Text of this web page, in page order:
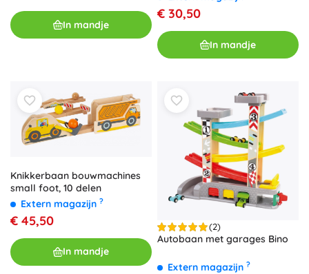
In mandje
€ 30,50
In mandje
Knikkerbaan bouwmachines
small foot, 10 delen
Extern magazijn ?
€ 45,50
In mandje
(2)
Autobaan met garages Bino
Extern magazijn ?